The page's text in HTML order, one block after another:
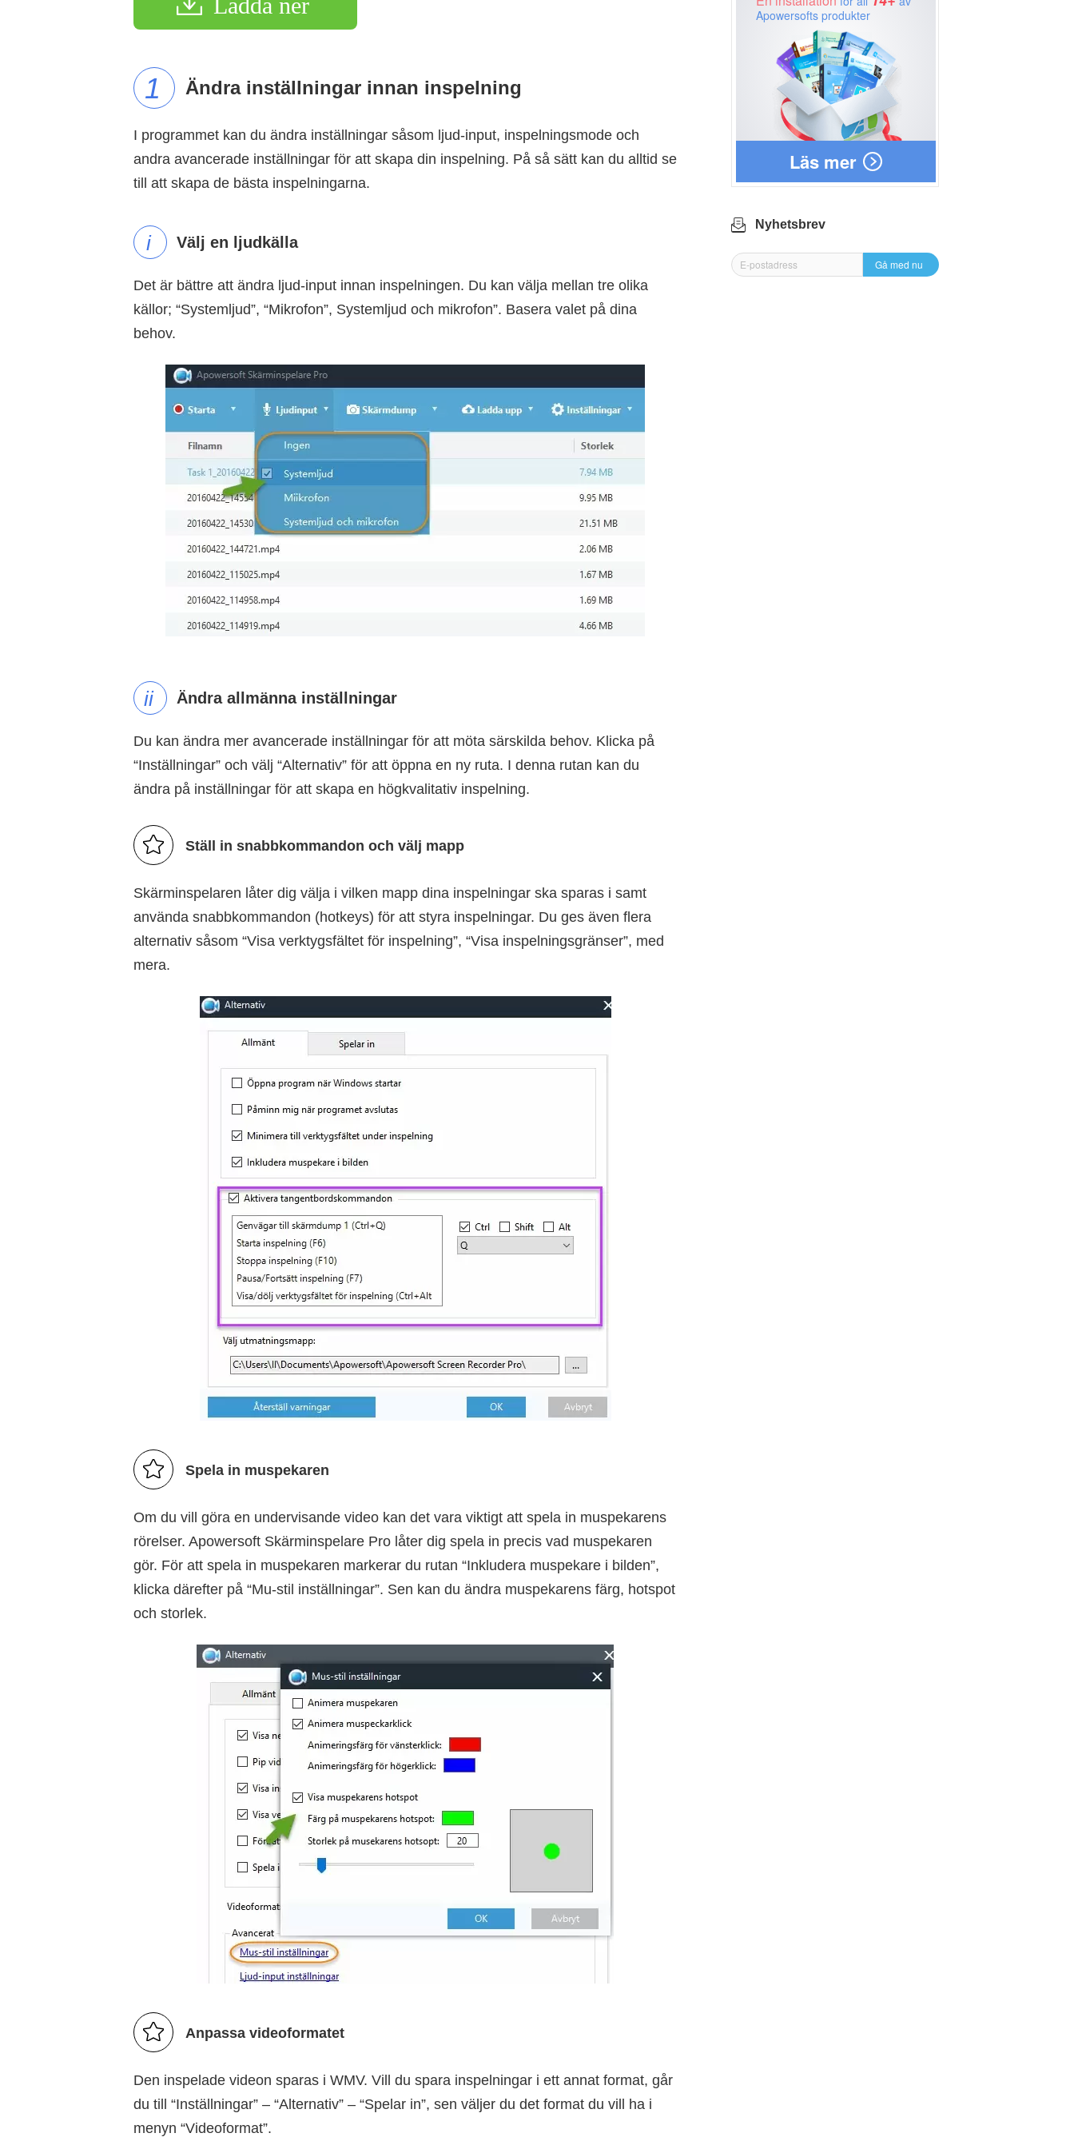
1 Ändra inställningar innan inspelning
I programmet kan du ändra inställningar såsom ljud-input, inspelningsmode och
andra avancerade inställningar för att skapa din inspelning. På så sätt kan du alltid se
till att skapa de bästa inspelningarna.
i Välj en ljudkälla
Det är bättre att ändra ljud-input innan inspelningen. Du kan välja mellan tre olika
källor; “Systemljud”, “Mikrofon”, Systemljud och mikrofon”. Basera valet på dina
behov.
ii Ändra allmänna inställningar
Du kan ändra mer avancerade inställningar för att möta särskilda behov. Klicka på
“Inställningar” och välj “Alternativ” för att öppna en ny ruta. I denna rutan kan du
ändra på inställningar för att skapa en högkvalitativ inspelning.
Ställ in snabbkommandon och välj mapp
Skärminspelaren låter dig välja i vilken mapp dina inspelningar ska sparas i samt
använda snabbkommandon (hotkeys) för att styra inspelningar. Du ges även flera
alternativ såsom “Visa verktygsfältet för inspelning”, “Visa inspelningsgränser”, med
mera.
Spela in muspekaren
Om du vill göra en undervisande video kan det vara viktigt att spela in muspekarens
rörelser. Apowersoft Skärminspelare Pro låter dig spela in precis vad muspekaren
gör. För att spela in muspekaren markerar du rutan “Inkludera muspekare i bilden”,
klicka därefter på “Mu-stil inställningar”. Sen kan du ändra muspekarens färg, hotspot
och storlek.
Anpassa videoformatet
Den inspelade videon sparas i WMV. Vill du spara inspelningar i ett annat format, går
du till “Inställningar” – “Alternativ” – “Spelar in”, sen väljer du det format du vill ha i
menyn “Videoformat”.
Läs mer
Apowersofts produkter
Nyhetsbrev
Gå med nu